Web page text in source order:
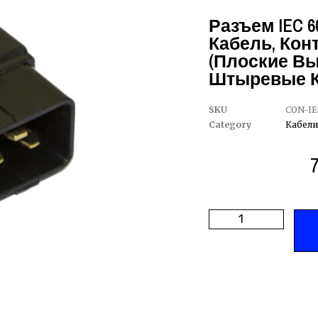
Разъем IEC
Кабель,
(плоские
Штыревые
SKU
CON-
Category